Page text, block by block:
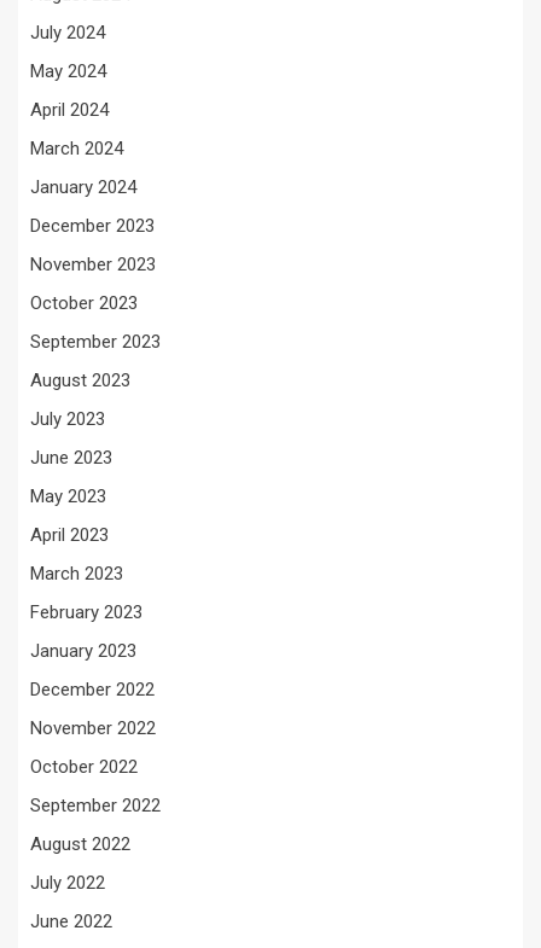
July 2024
May 2024
April 2024
March 2024
January 2024
December 2023
November 2023
October 2023
September 2023
August 2023
July 2023
June 2023
May 2023
April 2023
March 2023
February 2023
January 2023
December 2022
November 2022
October 2022
September 2022
August 2022
July 2022
June 2022